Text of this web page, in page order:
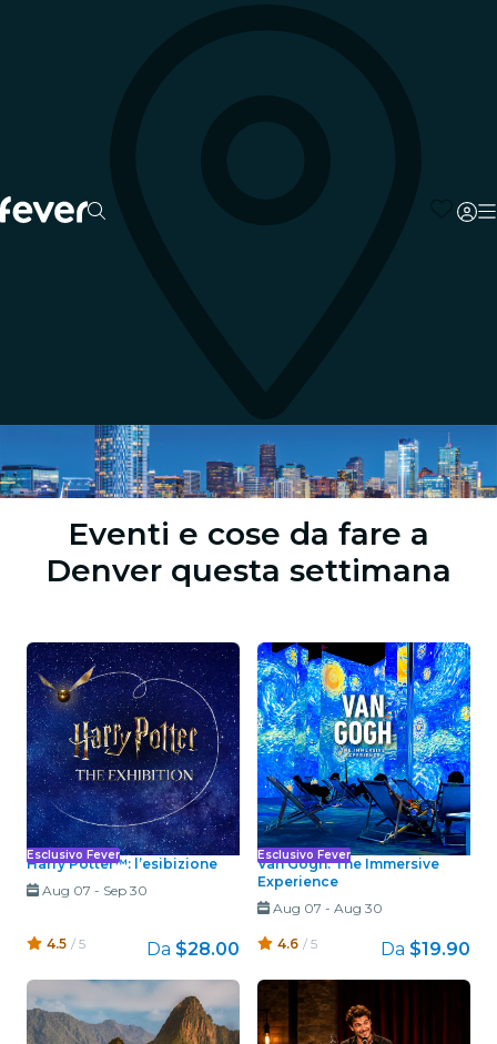
Eventi e cose da fare a
Denver questa settimana
Esclusivo Fever
Harry Potter™: l’esibizione
Aug 07 - Sep 30
4.5 / 5 Da $28.00
Esclusivo Fever
Van Gogh: The Immersive
Experience
Aug 07 - Aug 30
4.6 / 5 Da $19.90